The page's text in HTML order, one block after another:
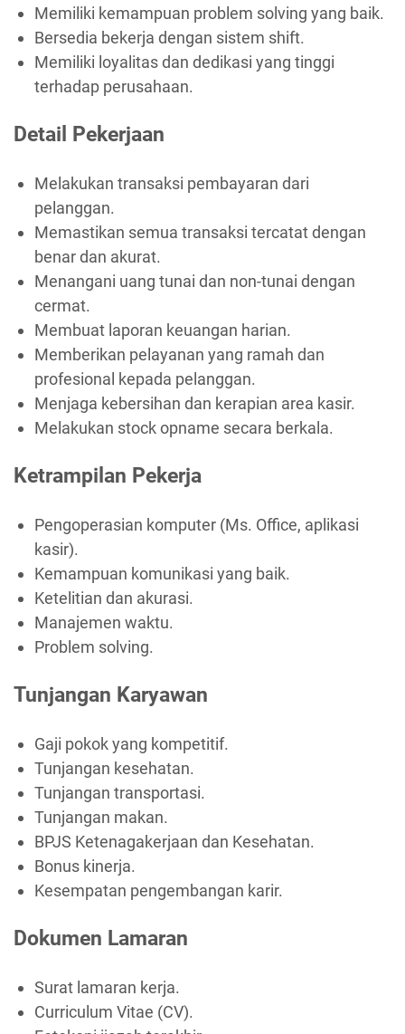
Memiliki kemampuan problem solving yang baik.
Bersedia bekerja dengan sistem shift.
Memiliki loyalitas dan dedikasi yang tinggi
terhadap perusahaan.
Detail Pekerjaan
Melakukan transaksi pembayaran dari
pelanggan.
Memastikan semua transaksi tercatat dengan
benar dan akurat.
Menangani uang tunai dan non-tunai dengan
cermat.
Membuat laporan keuangan harian.
Memberikan pelayanan yang ramah dan
profesional kepada pelanggan.
Menjaga kebersihan dan kerapian area kasir.
Melakukan stock opname secara berkala.
Ketrampilan Pekerja
Pengoperasian komputer (Ms. Office, aplikasi
kasir).
Kemampuan komunikasi yang baik.
Ketelitian dan akurasi.
Manajemen waktu.
Problem solving.
Tunjangan Karyawan
Gaji pokok yang kompetitif.
Tunjangan kesehatan.
Tunjangan transportasi.
Tunjangan makan.
BPJS Ketenagakerjaan dan Kesehatan.
Bonus kinerja.
Kesempatan pengembangan karir.
Dokumen Lamaran
Surat lamaran kerja.
Curriculum Vitae (CV).